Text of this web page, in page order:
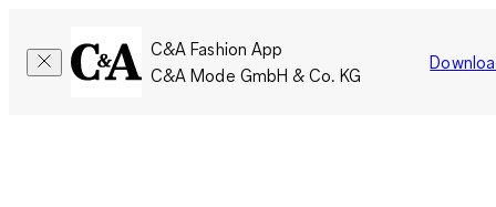
C&A Fashion App
C&A Mode GmbH & Co. KG